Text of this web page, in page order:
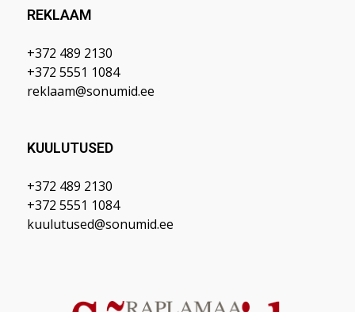
REKLAAM
+372 489 2130
+372 5551 1084
reklaam@sonumid.ee
KUULUTUSED
+372 489 2130
+372 5551 1084
kuulutused@sonumid.ee